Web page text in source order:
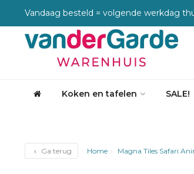
Vandaag besteld = volgende werkdag
Koken en tafelen SALE!
Ga terug Home Magna Tiles Safari